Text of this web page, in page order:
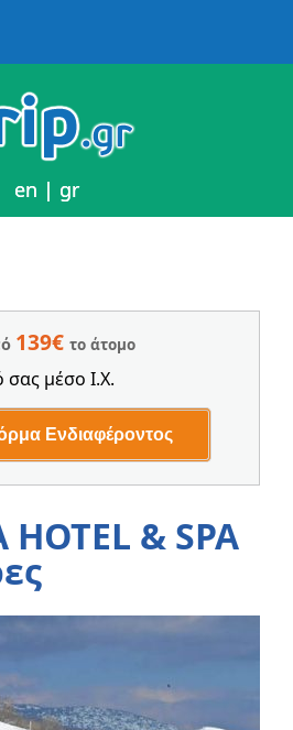
en | gr
en | gr
139€ το άτομο
σας μέσο Ι.Χ.
HOTEL & SPA